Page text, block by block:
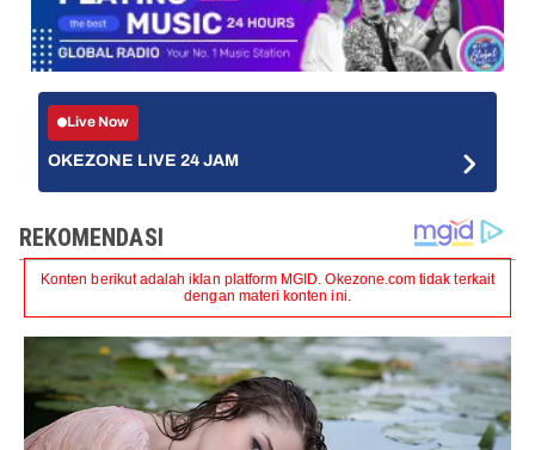
Live Now
OKEZONE LIVE 24 JAM